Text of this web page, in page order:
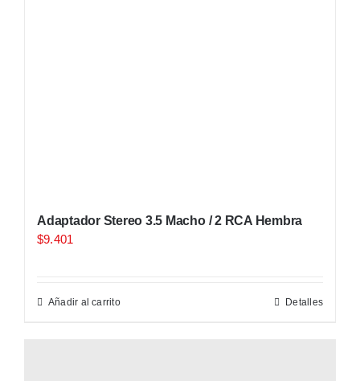
Adaptador Stereo 3.5 Macho / 2 RCA Hembra
$9.401
Añadir al carrito Detalles